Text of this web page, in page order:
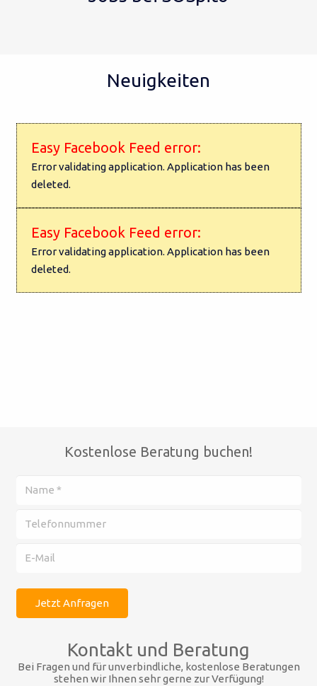
Neuigkeiten
Easy Facebook Feed error:
Error validating application. Application has been
deleted.
Easy Facebook Feed error:
Error validating application. Application has been
deleted.
Kostenlose Beratung buchen!
Kontakt und Beratung
Bei Fragen und für unverbindliche, kostenlose Beratungen
stehen wir Ihnen sehr gerne zur Verfügung!